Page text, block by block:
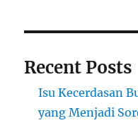
Recent Posts
Isu Kecerdasan
yang Menjadi